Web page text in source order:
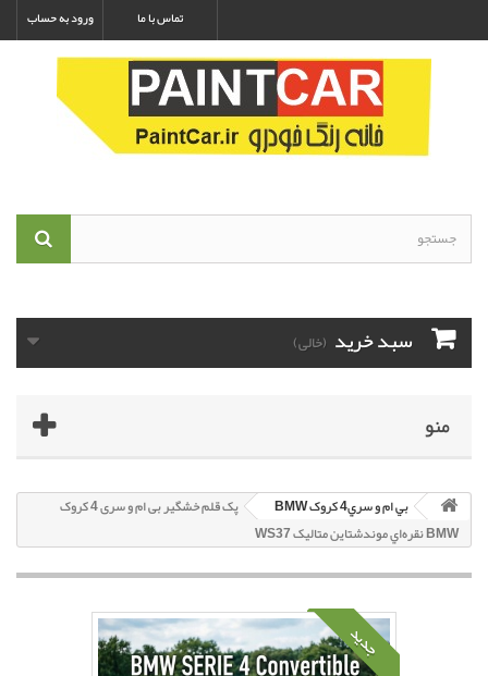
ورود به حساب تماس با ما
سبد خرید (خالی)
منو
بي ام و سري4 کروک BMW
پک قلم خشگير بی ام و سری 4 کروک
BMW نقره‌اي موندشتاين متاليک WS37
جدید